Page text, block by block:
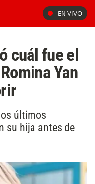
EN VIVO
cuál fue el
Yan
últimos
su hija antes de